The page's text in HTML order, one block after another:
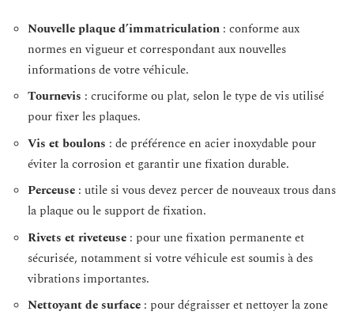
Nouvelle plaque d’immatriculation : conforme aux
normes en vigueur et correspondant aux nouvelles
informations de votre véhicule.
Tournevis : cruciforme ou plat, selon le type de vis utilisé
pour fixer les plaques.
Vis et boulons : de préférence en acier inoxydable pour
éviter la corrosion et garantir une fixation durable.
Perceuse : utile si vous devez percer de nouveaux trous dans
la plaque ou le support de fixation.
Rivets et riveteuse : pour une fixation permanente et
sécurisée, notamment si votre véhicule est soumis à des
vibrations importantes.
Nettoyant de surface : pour dégraisser et nettoyer la zone